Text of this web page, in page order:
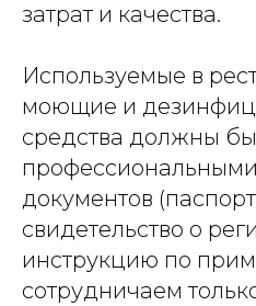
затрат и качества.
Используемые в
моющие и
средства должны
документов
свидетельство о
инструкцию по
сотрудничаем